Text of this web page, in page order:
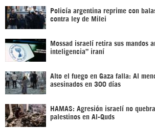
Policía argentina reprime con
contra ley de Milei
Mossad israelí retira sus mandos
inteligencia” iraní
Alto el fuego en Gaza falla: Al
asesinados en 300 días
HAMAS: Agresión israelí no
palestinos en Al-Quds